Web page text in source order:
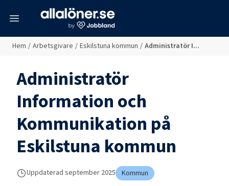
Hem / Arbetsgivare / Eskilstuna kommun / Administratör I...
Administratör
Information och
Kommunikation på
Eskilstuna kommun
Uppdaterad september 2025 Kommun